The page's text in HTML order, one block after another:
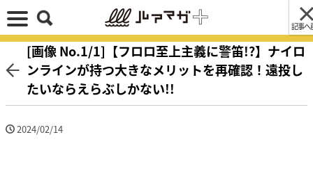
記事へ
[画像 No.1/1]【フロロ至上主義に警笛!?】ナイロ
ンラインが持つ大きなメリットを再確認！遠投し
たいならえらぶしかない!!
2024/02/14